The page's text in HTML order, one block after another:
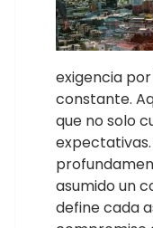
exigencia
constante.
que no solo
asumido un
define cada